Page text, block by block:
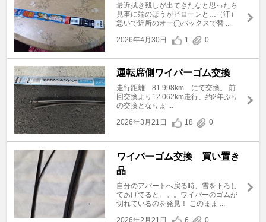
最近拭き残しが出てきたなと思ったら
見事に端のほうがビローンと…（汗）
急いで近所のオー◯バックスで替 ...
2026年4月30日
1 0
運転席側ワイパーゴム交換
走行距離 81.998km にて交換。 前
回交換より12.062km走行、約2年ぶり
の交換となりま ...
2026年3月21日
18 0
ワイパーゴム交換 買い置き
品
自分のアパートへ戻る時、雪を下ろし
てあげてると。。。ワイパーのゴムが
切れているのを発見！ このまま ...
2026年2月21日
6 0